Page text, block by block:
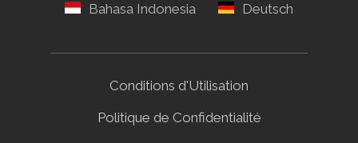
Conditions d'Utilisation
Politique de Confidentialité